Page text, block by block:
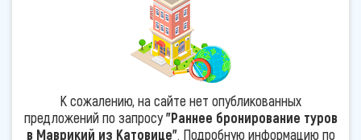
К сожалению, на сайте нет опубликованных
предложений по запросу"Раннее бронирование туров
в Маврикий из Катовице". Подробную информацию по